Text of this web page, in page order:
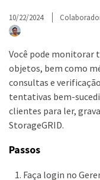
10/22/2024
Você pode monitorar
objetos, bem como
consultas e
tentativas bem-
clientes para ler,
StorageGRID.
Passos
Faça login no